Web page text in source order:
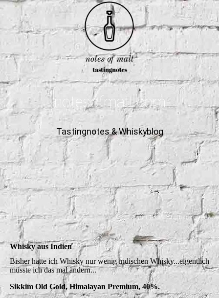
notesofmalt.com
Tastingnotes & Whiskyblog
Whisky aus Indien
Bisher hatte ich Whisky nur wenig indischen Whisky...eigentlich
müsste ich das mal ändern...
Sikkim Old Gold, Himalayan Premium, 40%.